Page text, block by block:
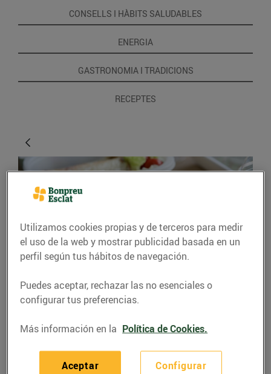
CONSELLS I HÀBITS SALUDABLES
ENERGIA
GASTRONOMIA I TRADICIONS
RECEPTES
CONSEJOS Y HÁBITOS SALUDABLES
Et toca dinar fora de
casa?
Utilizamos cookies propias y de terceros para medir
el uso de la web y mostrar publicidad basada en un
perfil según tus hábitos de navegación.
Puedes aceptar, rechazar las no esenciales o
configurar tus preferencias.
Más información en la Política de Cookies.
Configurar
Aceptar